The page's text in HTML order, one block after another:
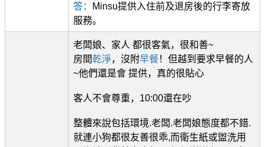
答：
Minsu提供入住前及退房後的行李寄放
服務。
老闆娘、家人 都很客氣，很和善~
房間乾淨，沒附早餐！但越到要求早餐的人
~他們還是會 提供，真的很貼心
客人不會尊重，10:00還在吵
整體來說包括環境.老闆.老闆娘態度都不錯.
就連小狗都很友善很乖,而衛生紙或盥洗用